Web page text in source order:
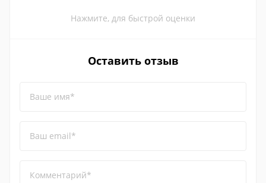
Нажмите, для быстрой оценки
Оставить отзыв
Ваше имя*
Ваш email*
Комментарий*